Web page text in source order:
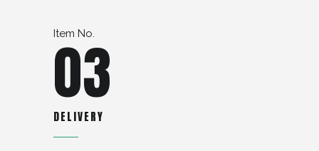
Item No.
03
DELIVERY